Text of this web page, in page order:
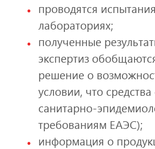
проводятся
лабораториях;
полученные
экспертиз
решение о
условии, что
санитарно-
требованиям ЕАЭС);
информация о